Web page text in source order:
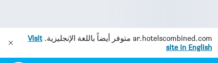
ar.hotelscombined.com متوفر أيضاً باللغة الإنجليزية.Visit
site in English